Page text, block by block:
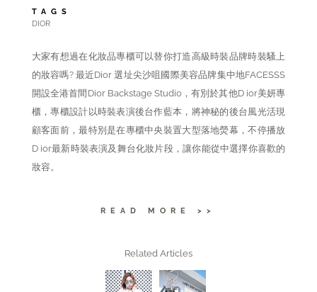
TAGS
DIOR
大家有想過在化妝品專櫃可以替你打造高級時裝品牌時裝騷上
的妝容嗎? 最近Dior 選址尖沙咀國際美容品牌集中地FACESSS
開設全港首間Dior Backstage Studio，有別於其他D ior美妍專
櫃，專櫃設計以時裝表演後台作藍本，將神秘的後台風光活現
顧客面前，最特別是在專櫃中央裝置大型落地熒幕，不停播放
D ior最新時裝表演及舞台化妝片段，讓你能從中選擇你喜歡的
妝容。
READ MORE >>
Related Articles